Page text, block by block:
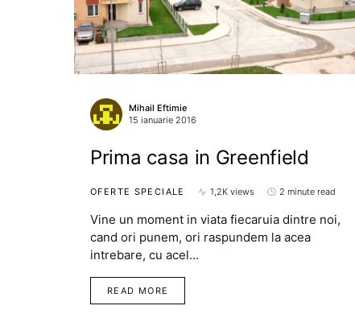
Mihail Eftimie
15 ianuarie 2016
Prima casa in Greenfield
OFERTE SPECIALE 1,2K views 2 minute read
Vine un moment in viata fiecaruia dintre noi,
cand ori punem, ori raspundem la acea
intrebare, cu acel…
READ MORE